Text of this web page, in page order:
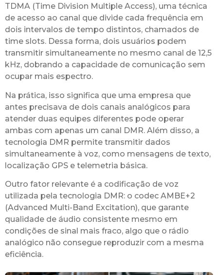
TDMA (Time Division Multiple Access), uma técnica
de acesso ao canal que divide cada frequência em
dois intervalos de tempo distintos, chamados de
time slots. Dessa forma, dois usuários podem
transmitir simultaneamente no mesmo canal de 12,5
kHz, dobrando a capacidade de comunicação sem
ocupar mais espectro.
Na prática, isso significa que uma empresa que
antes precisava de dois canais analógicos para
atender duas equipes diferentes pode operar
ambas com apenas um canal DMR. Além disso, a
tecnologia DMR permite transmitir dados
simultaneamente à voz, como mensagens de texto,
localização GPS e telemetria básica.
Outro fator relevante é a codificação de voz
utilizada pela tecnologia DMR: o codec AMBE+2
(Advanced Multi-Band Excitation), que garante
qualidade de áudio consistente mesmo em
condições de sinal mais fraco, algo que o rádio
analógico não consegue reproduzir com a mesma
eficiência.